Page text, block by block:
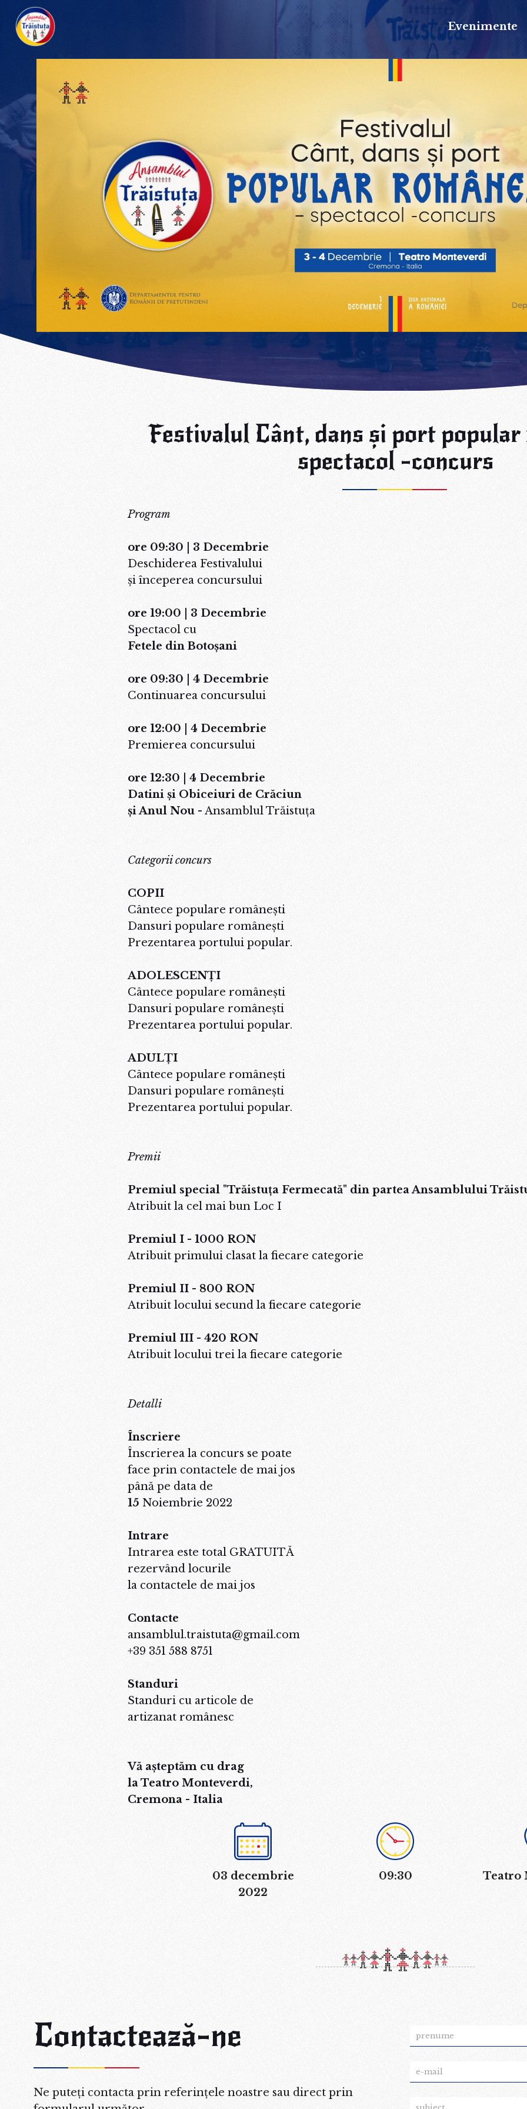
Evenimente
Festivalul Cânt, dans și port popular
spectacol -concurs
Program
ore 09:30 | 3 Decembrie
Deschiderea Festivalului
şi începerea concursului
ore 19:00 | 3 Decembrie
Spectacol cu
Fetele din Botoșani
ore 09:30 | 4 Decembrie
Continuarea concursului
ore 12:00 | 4 Decembrie
Premierea concursului
ore 12:30 | 4 Decembrie
Datini și Obiceiuri de Crăciun
și Anul Nou - Ansamblul Trăistuța
Categorii concurs
COPII
Cântece populare româneşti
Dansuri populare româneşti
Prezentarea portului popular.
ADOLESCENȚI
Cântece populare româneşti
Dansuri populare româneşti
Prezentarea portului popular.
ADULȚI
Cântece populare româneşti
Dansuri populare româneşti
Prezentarea portului popular.
Premii
Premiul special "Trăistuța Fermecată" din partea Ansamblului
Atribuit la cel mai bun Loc I
Premiul I - 1000 RON
Atribuit primului clasat la fiecare categorie
Premiul II - 800 RON
Atribuit locului secund la fiecare categorie
Premiul III - 420 RON
Atribuit locului trei la fiecare categorie
Detalli
Înscriere
Înscrierea la concurs se poate
face prin contactele de mai jos
până pe data de
15 Noiembrie 2022
Intrare
Intrarea este total GRATUITĂ
rezervând locurile
la contactele de mai jos
Contacte
ansamblul.traistuta@gmail.com
+39 351 588 8751
Standuri
Standuri cu articole de
artizanat românesc
Vă așteptăm cu drag
la Teatro Monteverdi,
Cremona - Italia
03 decembrie
2022
09:30 Teatro
Contactează-ne
Ne puteți contacta prin referințele noastre sau direct prin